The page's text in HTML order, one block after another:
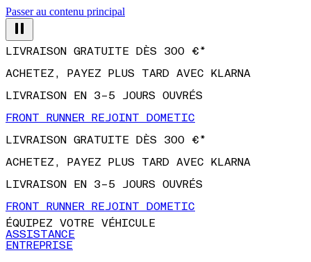
Passer au contenu principal
ACHETEZ, PAYEZ PLUS TARD AVEC KLARNA
LIVRAISON EN 3–5 JOURS OUVRÉS
FRONT RUNNER REJOINT DOMETIC
LIVRAISON GRATUITE DÈS 300 €*
ACHETEZ, PAYEZ PLUS TARD AVEC KLARNA
LIVRAISON EN 3–5 JOURS OUVRÉS
FRONT RUNNER REJOINT DOMETIC
ÉQUIPEZ VOTRE VÉHICULE
ASSISTANCE
ENTREPRISE